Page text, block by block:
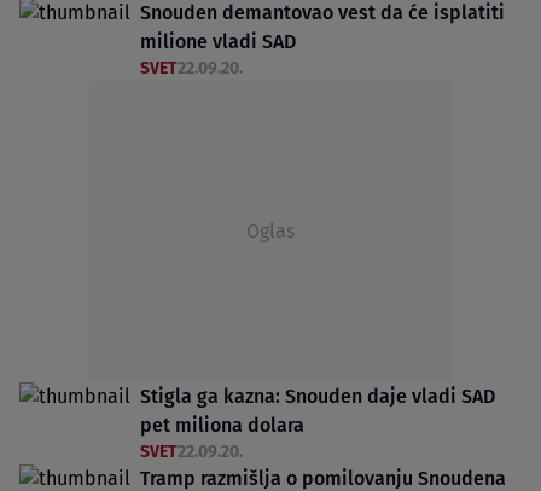
Snouden demantovao vest da će isplatiti
milione vladi SAD
SVET22.09.20.
Oglas
Stigla ga kazna: Snouden daje vladi SAD
pet miliona dolara
SVET22.09.20.
Tramp razmišlja o pomilovanju Snoudena